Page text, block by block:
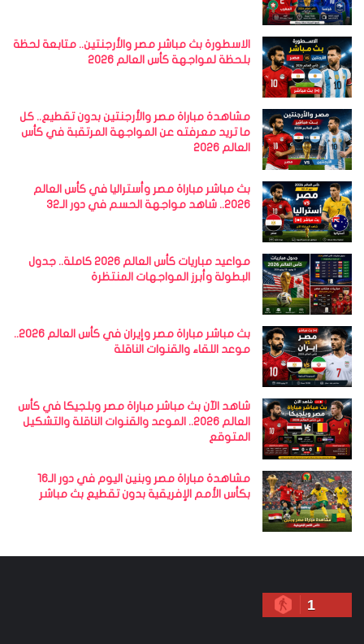
الاسطورة بث مباشر مصر والأرجنتين.. متابعة لحظة
بلحظة لمواجهة كأس العالم 2026
مشاهدة مباراة مصر والأرجنتين بدون تقطيع.. كل
ما تريد معرفته عن المواجهة المرتقبة في كأس
العالم 2026
بث مباشر مباراة مصر وأستراليا في كأس العالم
2026.. شاهد مواجهة الحسم في دور الـ32
مواعيد مباريات كأس العالم 2026 كاملة.. جدول
البطولة وأبرز المواجهات المنتظرة
بث مباشر مباراة مصر وإيران في كأس العالم 2026..
موعد اللقاء والقنوات الناقلة
شاهد الآن بث مباشر مباراة مصر وبلجيكا في كأس
العالم 2026.. الموعد والقنوات الناقلة والتشكيل
المتوقع
مشاهدة مباراة مصر وبنين اليوم في دور الـ16
بكأس الأمم الإفريقية بدون تقطيع بث مباشر
1